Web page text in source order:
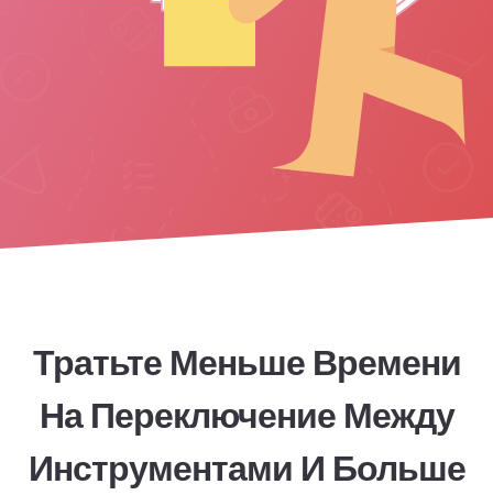
Тратьте Меньше Времени
На Переключение Между
Инструментами И Больше